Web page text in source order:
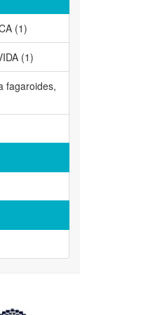
(1)
(1)
fagaroides,